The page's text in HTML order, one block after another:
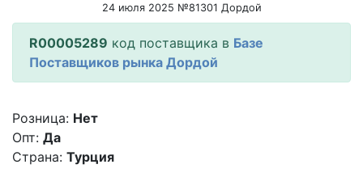
24 июля 2025 №81301 Дордой
R00005289 код поставщика в Базе
Поставщиков рынка Дордой
Розница: Нет
Опт: Да
Страна: Турция